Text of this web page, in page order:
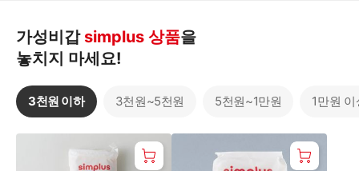
가성비갑 simplus 상품을
놓치지 마세요!
3천원 이하 3천원~5천원 5천원~1만원 1만원 이